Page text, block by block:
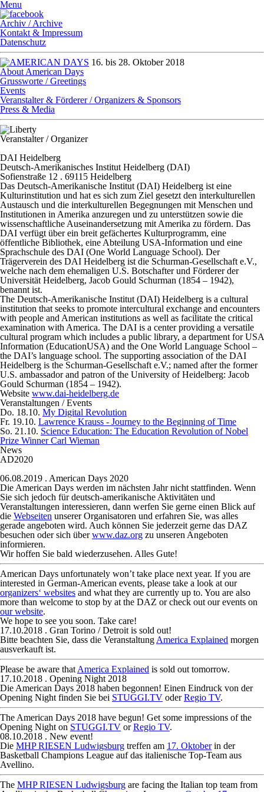
Menu
Archiv / Archive
Kontakt & Impressum
Datenschutz
16. bis 28. Oktober 2018
About American Days
Grussworte / Greetings
Events
Veranstalter & Förderer / Organizers & Sponsors
Press & Media
Veranstalter / Organizer
DAI Heidelberg
Deutsch-Amerikanisches Institut Heidelberg (DAI)
Sofienstraße 12 . 69115 Heidelberg
Das Deutsch-Amerikanische Institut (DAI) Heidelberg ist eine
Kulturinstitution und hat es sich zum Ziel gesetzt den interkulturellen
Austausch und die interkulturellen Begegnungen mit Menschen und
Institutionen in Amerika anzuregen und zu unterstützen sowie die
wissenschaftliche Auseinandersetzung mit Amerika zu fördern. Das
DAI verfügt über ein breit gefächertes Kulturprogramm, eine
öffentliche Bibliothek, eine Abteilung USA-Information und eine
Sprachschule des DAI (One World Language School). Der
Trägerverein des DAI Heidelberg ist die Schurman-Gesellschaft e.V.,
welche nach dem ehemaligen U.S. Botschafter und Förderer der
Universität Heidelberg, Jacob Gould Schurman (1854 – 1942),
benannt ist.
The Deutsch-Amerikanische Institut (DAI) Heidelberg is a cultural
institution that seeks to promote intercultural exchange and encounters
with people and American institutions as well as facilitate the critical
examination with America. The DAI is a center providing a versatile
cultural program which includes a public library, a department for USA
Information (EducationUSA) and the One World Language School –
the DAI’s language school. The supporting association of the DAI
Heidelberg is the Schurman-Gesellschaft e.V.; named after the former
U.S. ambassador and patron of the University of Heidelberg: Jacob
Gould Schurman (1854 – 1942).
Website www.dai-heidelberg.de
Veranstaltungen / Events
Do. 18.10. My Digital Revolution
Fr. 19.10. Lawrence Krauss - Journey to the Beginning of Time
So. 21.10. Science Education: The Education Revolution of Nobel
Prize Winner Carl Wieman
News
AD2020
06.08.2019 . American Days 2020
Die American Days werden im nächsten Jahr nicht stattfinden. Wenn
Sie sich jedoch für deutsch-amerikanische Aktivitäten und
Veranstaltungen interessieren, dann werfen Sie gerne einen Blick auf
die Webseiten unserer Organisatoren und erfahren Sie, was alles
gerade angeboten wird. Auch können Sie jederzeit gerne das DAZ
besuchen oder sich überwww.daz.org zu unseren Angeboten
informieren.
Wir hoffen Sie bald wiederzusehen. Alles Gute!
American Days unfortunately won’t take place next year. If you are
interested in German-American events, please take a look at our
organizers‘ websites and what they are currently up to. You are also
more than welcome to stop by at the DAZ or check out our events on
our website.
We hope to see you soon. Take care!
17.10.2018 . Gran Torino / Detroit is sold out!
Bitte beachten Sie, dass die Veranstaltung America Explained morgen
ausverkauft ist.
Please be aware that America Explained is sold out tomorrow.
17.10.2018 . Opening Night 2018
Die American Days 2018 haben begonnen! Einen Eindruck von der
Opening Night finden Sie bei STUGGI.TV oderRegio TV.
The American Days 2018 have begun! Get some impressions of the
Opening Night on STUGGI.TV orRegio TV.
08.10.2018 . New event!
Die MHP RIESEN Ludwigsburg treffen am 17. Oktoberin der
Basketball Champions League auf das italienische Top-Team aus
Avellino.
The MHP RIESEN Ludwigsburg are facing the Italian top team from